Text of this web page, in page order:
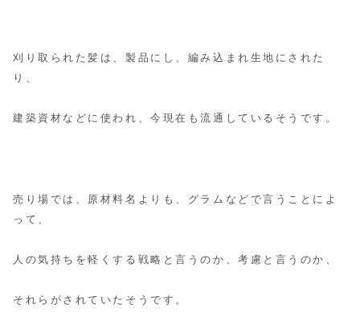
刈り取られた髪は、製品にし、編み込まれ生地にされた
り、
建築資材などに使われ、今現在も流通しているそうです。
売り場では、原材料名よりも、グラムなどで言うことによ
って、
人の気持ちを軽くする戦略と言うのか、考慮と言うのか、
それらがされていたそうです。